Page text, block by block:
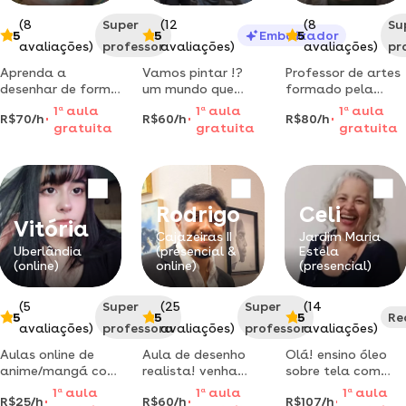
5
(8
avaliações)
Super
professor
Aprenda a
desenhar de forma
simples e rápida
ou desenvolva o
que já sabe, a
metodologia
adaptada a seu
contexto,
necessidades e
características
pessoais. método
simples e de fácil
entendimen
R$70/h
1 aaula
gratuita
5
(12
avaliações)
Embaixador
Vamos pintar !?
um mundo que
você irá amar com
muita cor e
descobertas.
R$60/h
1 a aula
gratuita
5
(8
avaliações)
Professor de artes
formado pela
unesp ministra
aulas de desenho e
pintura em
como aquarela,
acrílica, óleo,
carvão, giz pastel
e nanquim.
R$80/h
1 aaula
gratuita
Vitória
Uberlândia
(online)
5
(5
avaliações)
Super
professora
Aulas online de
anime/mangá com
uma metodologia
R$25/h
1 aaula
Rodrigo
Cajazeiras II
(presencial &
online)
5
(25
avaliações)
Super
professor
Aula de desenho
realista! venha
tirar suas dúvidas
R$60/h
1 a aula
Celi
Jardim Maria
Estela
(presencial)
5
(14
avaliações)
Olá! ensino óleo
sobre tela com
R$107/h
1 a aula